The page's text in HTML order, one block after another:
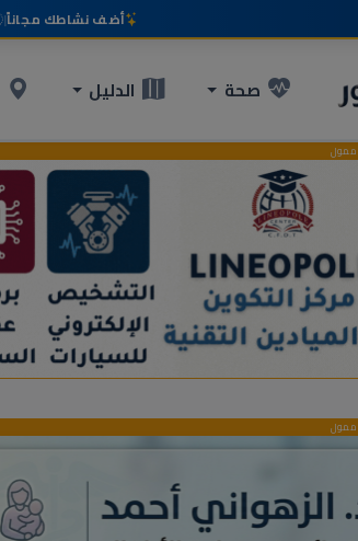
أضف نشاطك مجاناً|
صحة الدليل
ممول
ممول